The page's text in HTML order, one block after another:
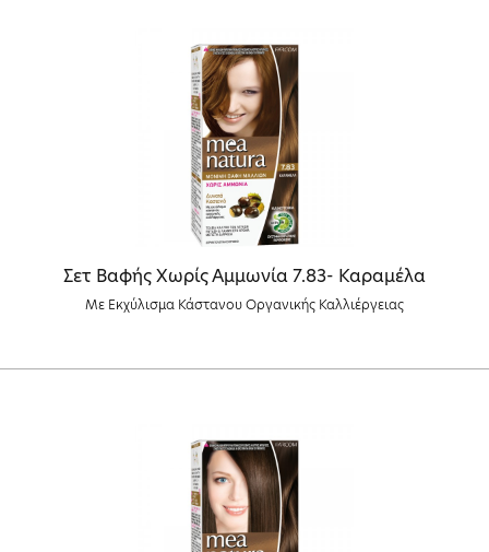
Σετ Βαφής Χωρίς Αμμωνία 7.83- Καραμέλα
Με Εκχύλισμα Κάστανου Οργανικής Καλλιέργειας